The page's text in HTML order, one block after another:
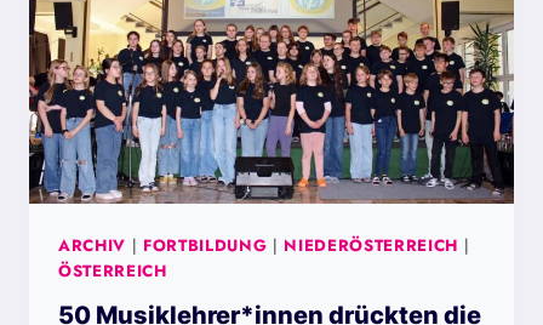
ARCHIV | FORTBILDUNG | NIEDERÖSTERREICH |
ÖSTERREICH
50 Musiklehrer*innen drückten die